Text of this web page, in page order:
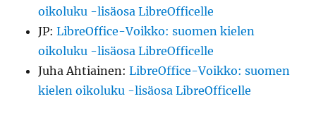
oikoluku -lisäosa LibreOfficelle
JP:LibreOffice-Voikko: suomen kielen
oikoluku -lisäosa LibreOfficelle
Juha Ahtiainen:LibreOffice-Voikko: suomen
kielen oikoluku -lisäosa LibreOfficelle